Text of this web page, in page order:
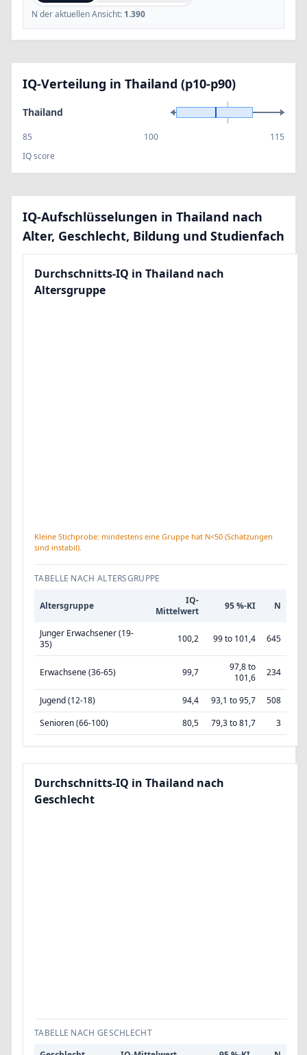
N der aktuellen Ansicht: 1.390
IQ-Verteilung in Thailand (p10-p90)
Thailand
85 100
115
IQ score
IQ-Aufschlüsselungen in Thailand nach
Alter, Geschlecht, Bildung und Studienfach
Durchschnitts-IQ in Thailand nach
Altersgruppe
Kleine Stichprobe: mindestens eine Gruppe hat N<50 (Schätzungen
sind instabil).
TABELLE NACH ALTERSGRUPPE
Altersgruppe
IQ-
Mittelwert
95 %-KI N
Junger Erwachsener (19-
35)
100,2 99 to 101,4 645
Erwachsene (36-65) 99,7
97,8 to
101,6
234
Jugend (12-18) 94,4 93,1 to 95,7
508
Senioren (66-100)
80,5 79,3 to 81,7 3
Durchschnitts-IQ in Thailand nach
Geschlecht
TABELLE NACH GESCHLECHT